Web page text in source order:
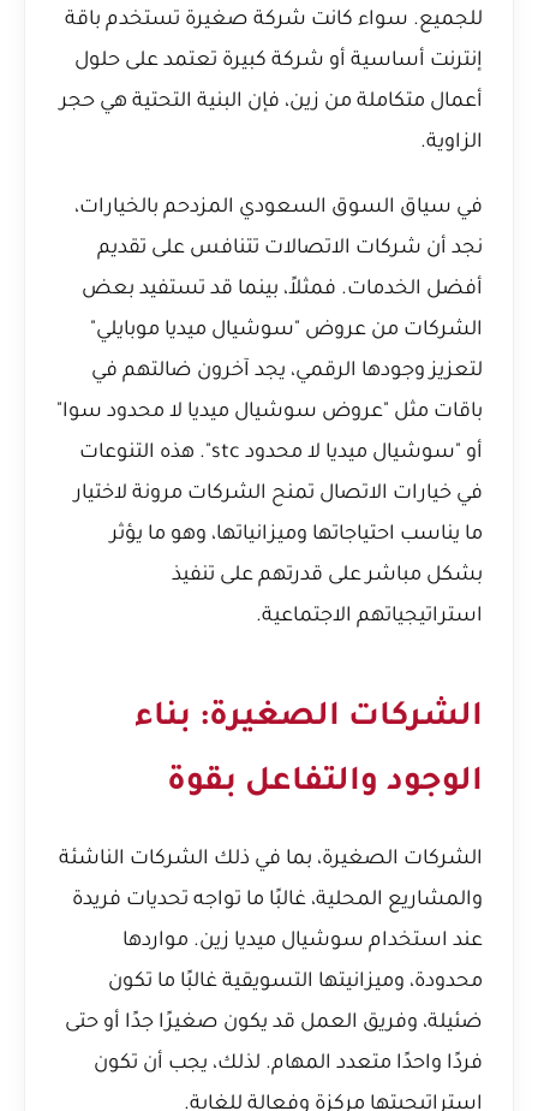
للجميع. سواء كانت شركة صغيرة تستخدم باقة
إنترنت أساسية أو شركة كبيرة تعتمد على حلول
أعمال متكاملة من زين، فإن البنية التحتية هي حجر
الزاوية.
في سياق السوق السعودي المزدحم بالخيارات،
نجد أن شركات الاتصالات تتنافس على تقديم
أفضل الخدمات. فمثلاً، بينما قد تستفيد بعض
الشركات من عروض "سوشيال ميديا موبايلي"
لتعزيز وجودها الرقمي، يجد آخرون ضالتهم في
باقات مثل "عروض سوشيال ميديا لا محدود سوا"
أو "سوشيال ميديا لا محدود stc". هذه التنوعات
في خيارات الاتصال تمنح الشركات مرونة لاختيار
ما يناسب احتياجاتها وميزانياتها، وهو ما يؤثر
بشكل مباشر على قدرتهم على تنفيذ
استراتيجياتهم الاجتماعية.
الشركات الصغيرة: بناء
الوجود والتفاعل بقوة
الشركات الصغيرة، بما في ذلك الشركات الناشئة
والمشاريع المحلية، غالبًا ما تواجه تحديات فريدة
عند استخدام سوشيال ميديا زين. مواردها
محدودة، وميزانيتها التسويقية غالبًا ما تكون
ضئيلة، وفريق العمل قد يكون صغيرًا جدًا أو حتى
فردًا واحدًا متعدد المهام. لذلك، يجب أن تكون
استراتيجيتها مركزة وفعالة للغاية.